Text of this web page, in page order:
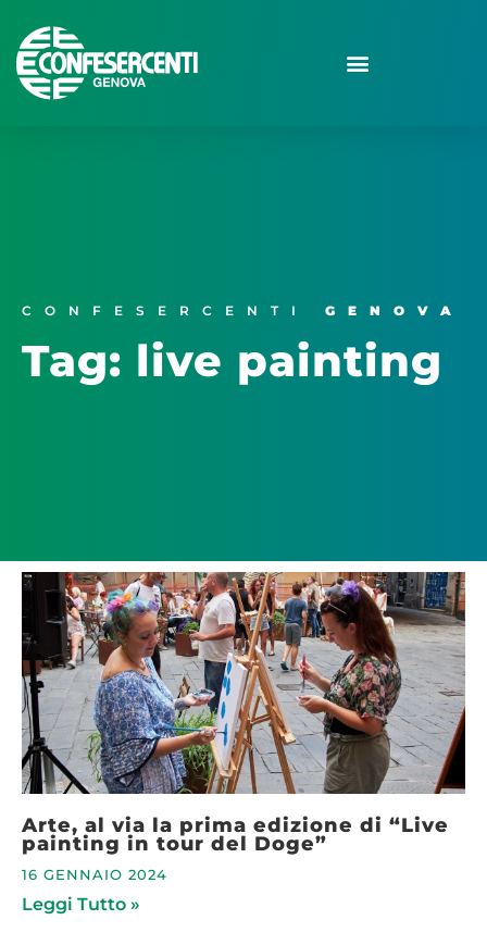
CONFESERCENTI GENOVA
Tag: live painting
Arte, al via la prima edizione di “Live
painting in tour del Doge”
16 GENNAIO 2024
Leggi Tutto »